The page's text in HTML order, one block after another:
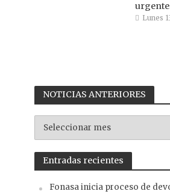
Lunes
NOTICIAS ANTERIORES
ANTERIORES
Entradas recientes
Fonasa inicia proceso de